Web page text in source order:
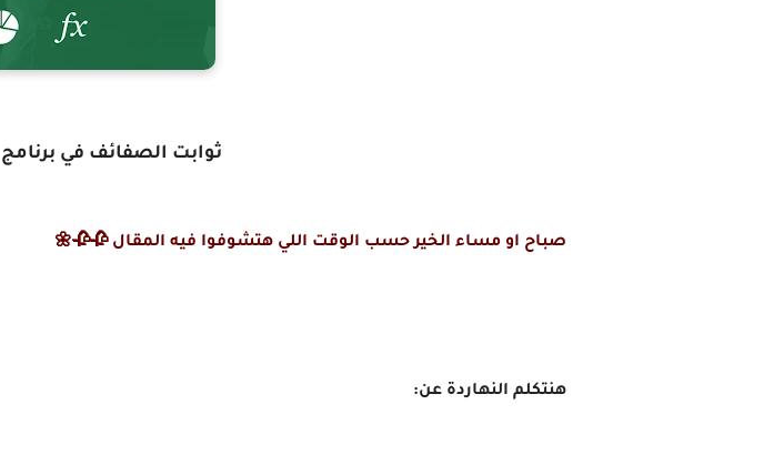
ثوابت الصفائف في برنامج Microsoft Excel
صباح او مساء الخير حسب الوقت اللي هتشوفوا فيه المقال 🥀🥀🌼
هنتكلم النهاردة عن: